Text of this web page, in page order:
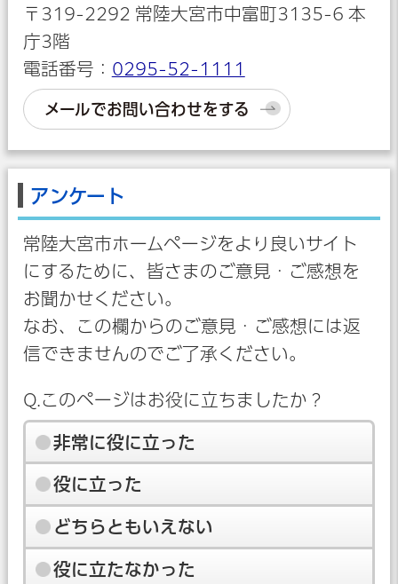
〒319-2292 常陸大宮市中富町3135-6 本
庁3階
電話番号： 0295-52-1111
メールでお問い合わせをする
アンケート
常陸大宮市ホームページをより良いサイト
にするために、皆さまのご意見・ご感想を
お聞かせください。
なお、この欄からのご意見・ご感想には返
信できませんのでご了承ください。
Q.このページはお役に立ちましたか？
非常に役に立った
役に立った
どちらともいえない
役に立たなかった